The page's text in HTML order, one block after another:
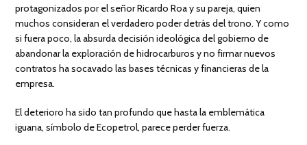
protagonizados por el señor Ricardo Roa y su pareja, quien
muchos consideran el verdadero poder detrás del trono. Y como
si fuera poco, la absurda decisión ideológica del gobierno de
abandonar la exploración de hidrocarburos y no firmar nuevos
contratos ha socavado las bases técnicas y financieras de la
empresa.
El deterioro ha sido tan profundo que hasta la emblemática
iguana, símbolo de Ecopetrol, parece perder fuerza.